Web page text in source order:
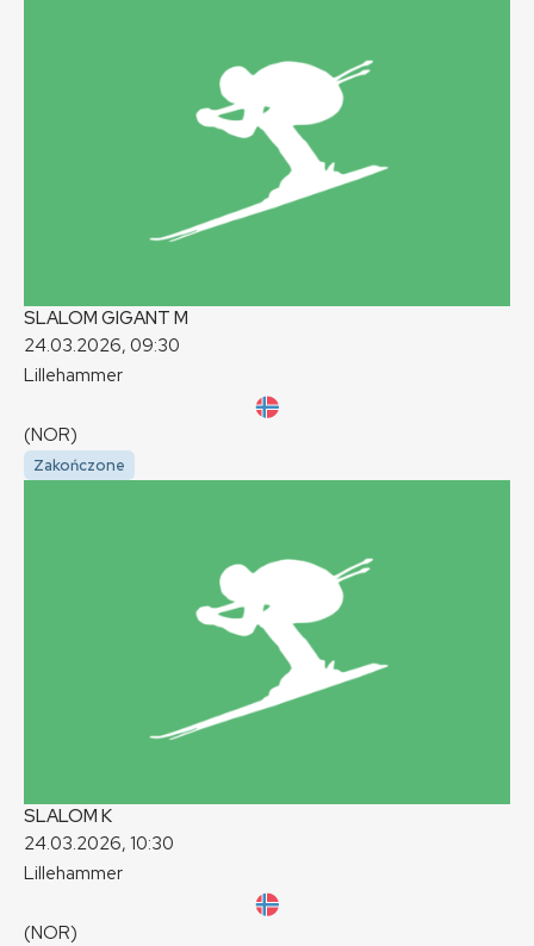
SLALOM GIGANT M
24.03.2026, 09:30
Lillehammer
(NOR)
Zakończone
SLALOM K
24.03.2026, 10:30
Lillehammer
(NOR)